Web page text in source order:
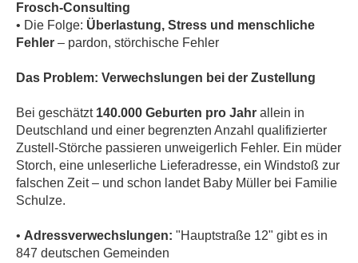
Frosch-Consulting
• Die Folge: Überlastung, Stress und menschliche
Fehler – pardon, störchische Fehler
Das Problem: Verwechslungen bei der Zustellung
Bei geschätzt 140.000 Geburten pro Jahr allein in
Deutschland und einer begrenzten Anzahl qualifizierter
Zustell-Störche passieren unweigerlich Fehler. Ein müder
Storch, eine unleserliche Lieferadresse, ein Windstoß zur
falschen Zeit – und schon landet Baby Müller bei Familie
Schulze.
• Adressverwechslungen: "Hauptstraße 12" gibt es in
847 deutschen Gemeinden